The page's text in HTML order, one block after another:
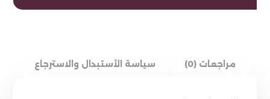
مراجعات (0) سياسة الأستبدال والاسترجاع